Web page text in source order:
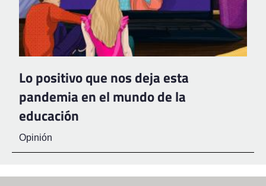
Lo positivo que nos deja esta
pandemia en el mundo de la
educación
Opinión